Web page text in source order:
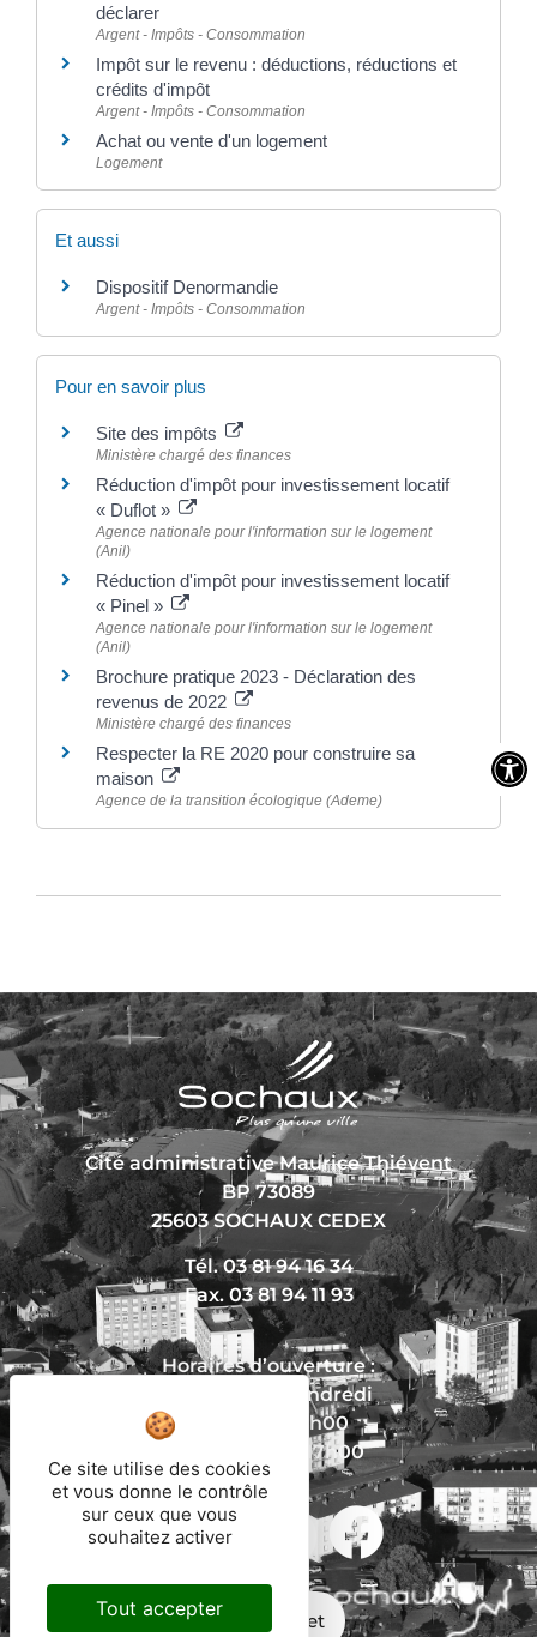
déclarer
Argent - Impôts - Consommation
Impôt sur le revenu : déductions, réductions et
crédits d'impôt
Argent - Impôts - Consommation
Achat ou vente d'un logement
Logement
Et aussi
Dispositif Denormandie
Argent - Impôts - Consommation
Pour en savoir plus
Site des impôts
Ministère chargé des finances
Réduction d'impôt pour investissement locatif
« Duflot »
Agence nationale pour l'information sur le logement
(Anil)
Réduction d'impôt pour investissement locatif
« Pinel »
Agence nationale pour l'information sur le logement
(Anil)
Brochure pratique 2023 - Déclaration des
revenus de 2022
Ministère chargé des finances
Respecter la RE 2020 pour construire sa
maison
Agence de la transition écologique (Ademe)
Cité administrative Maurice Thiévent
BP 73089
25603 SOCHAUX CEDEX
Tél. 03 81 94 16 34
Fax. 03 81 94 11 93
Horaires d’ouverture :
Du lundi au vendredi
De 8h30 à 12h00
Et de 13h30 à 17h00
Nous écrire
Mon trajet
Ce site utilise des cookies
et vous donne le contrôle
sur ceux que vous
souhaitez activer
Tout accepter